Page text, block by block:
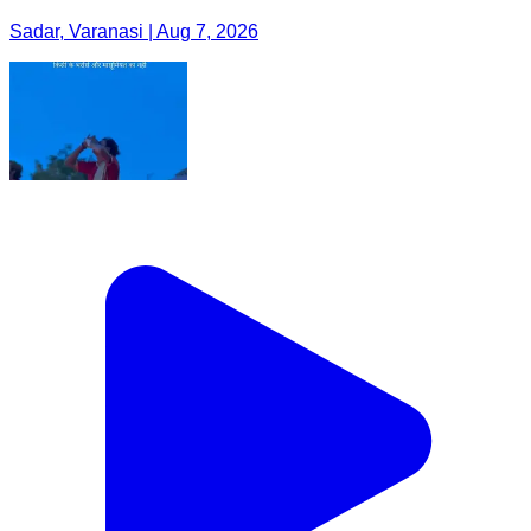
Sadar, Varanasi | Aug 7, 2026